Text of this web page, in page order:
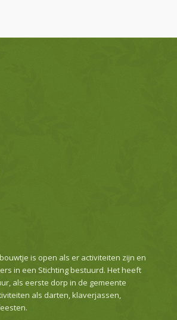
is open als er activiteiten zijn en
in een Stichting bestuurd. Het heeft
als eerste dorp in de gemeente
als darten, klaverjassen,